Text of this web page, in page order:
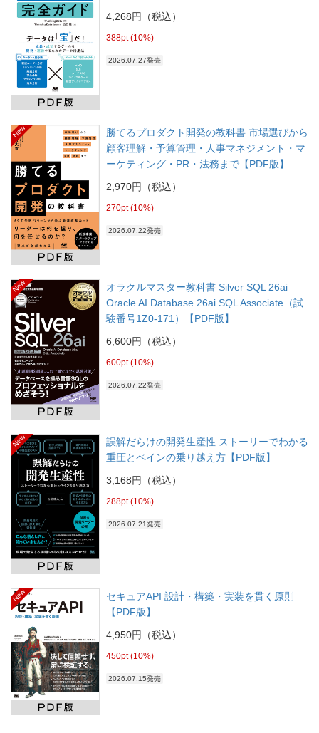
4,268円（税込）
388pt (10%)
2026.07.27発売
New
勝てるプロダクト開発の教科書 市場選びから
顧客理解・予算管理・人事マネジメント・マ
ーケティング・PR・法務まで【PDF版】
2,970円（税込）
270pt (10%)
2026.07.22発売
New
オラクルマスター教科書 Silver SQL 26ai
Oracle AI Database 26ai SQL Associate（試
験番号1Z0-171）【PDF版】
6,600円（税込）
600pt (10%)
2026.07.22発売
New
誤解だらけの開発生産性 ストーリーでわかる
重圧とペインの乗り越え方【PDF版】
3,168円（税込）
288pt (10%)
2026.07.21発売
New
セキュアAPI 設計・構築・実装を貫く原則
【PDF版】
4,950円（税込）
450pt (10%)
2026.07.15発売